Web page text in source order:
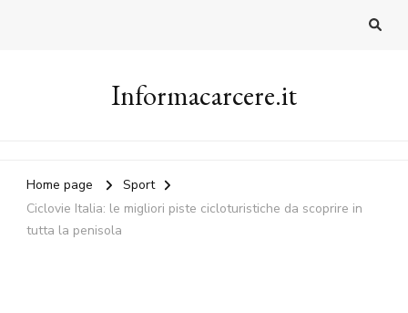
Informacarcere.it
Home page
Sport
Ciclovie Italia: le migliori piste cicloturistiche da scoprire in
tutta la penisola